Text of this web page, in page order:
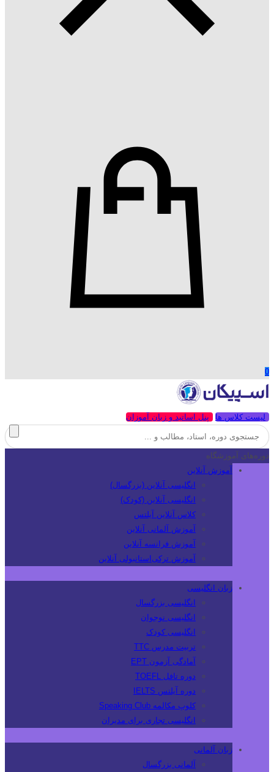
0
لیست کلاس ها پنل اساتید و زبان آموزان
دوره‌های آموزشگاه
آموزش آنلاین
انگلیسی آنلاین (بزرگسال)
انگلیسی آنلاین (کودک)
کلاس آنلاین آیلتس
آموزش آلمانی آنلاین
آموزش فرانسه آنلاین
آموزش ترکی‌استانبولی آنلاین
زبان انگلیسی
انگلیسی بزرگسال
انگلیسی نوجوان
انگلیسی کودک
تربیت مدرس TTC
آمادگی آزمون EPT
دوره تافل TOEFL
دوره آیلتس IELTS
کلوپ مکالمه Speaking Club
انگلیسی تجاری برای مدیران
زبان آلمانی
آلمانی بزرگسال